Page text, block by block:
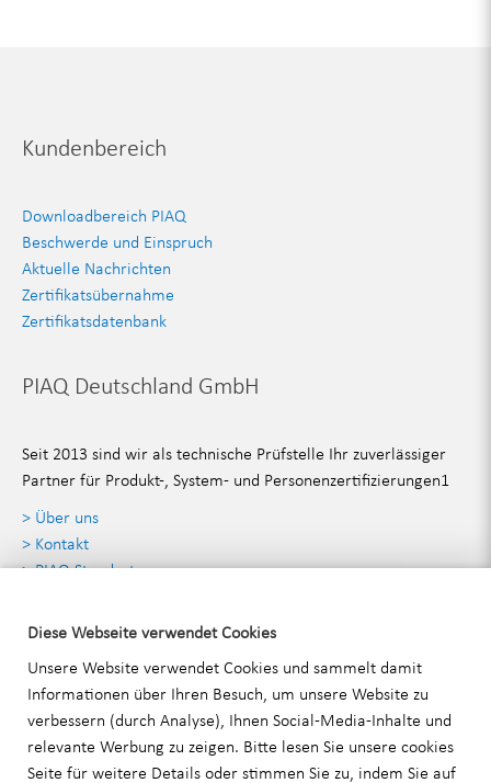
Kundenbereich
Downloadbereich PIAQ
Beschwerde und Einspruch
Aktuelle Nachrichten
Zertifikatsübernahme
Zertifikatsdatenbank
PIAQ Deutschland GmbH
Seit 2013 sind wir als technische Prüfstelle Ihr zuverlässiger
Partner für Produkt-, System- und Personenzertifizierungen1
> Über uns
> Kontakt
> PIAQ Standorte
Kontaktdaten
PIAQ Deutschland GmbH
Stammheimer Straße 35 70435 Stuttgart
Diese Webseite verwendet Cookies
Unsere Website verwendet Cookies und sammelt damit
Informationen über Ihren Besuch, um unsere Website zu
verbessern (durch Analyse), Ihnen Social-Media-Inhalte und
relevante Werbung zu zeigen. Bitte lesen Sie unserecookies
Seite für weitere Details oder stimmen Sie zu, indem Sie auf